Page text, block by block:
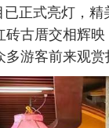
已正式亮灯，精
砖古厝交相辉映
游客前来观赏